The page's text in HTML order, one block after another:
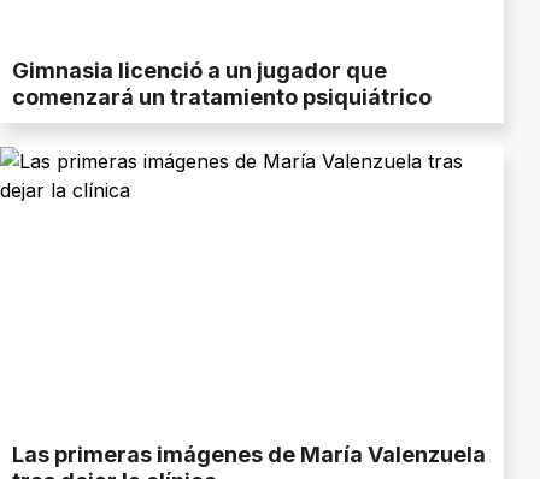
Gimnasia licenció a un jugador que
comenzará un tratamiento psiquiátrico
Las primeras imágenes de María Valenzuela